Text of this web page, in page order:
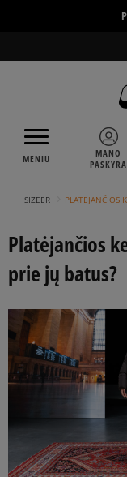
MENIU
MANO
PASKYRA
SIZEER PLATĖJANČIOS
Platėjančios
prie jų batus?